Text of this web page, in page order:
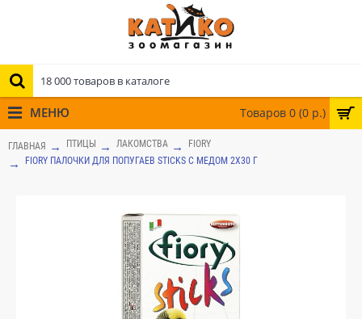
Товаров 0 (0 р.)
МЕНЮ
ГЛАВНАЯ ПТИЦЫ ЛАКОМСТВА
FIORY
FIORY ПАЛОЧКИ ДЛЯ ПОПУГАЕВ STICKS С МЕДОМ 2Х30 Г